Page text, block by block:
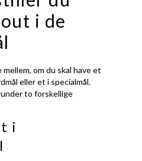
i de
om du skal have et
eller et i specialmål.
to forskellige
i